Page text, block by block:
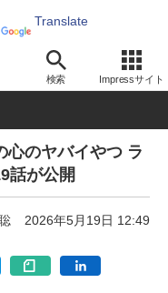
Translate
検索 Impressサイト
心のヤバイやつ ラ
話が公開
2026年5月19日 12:49